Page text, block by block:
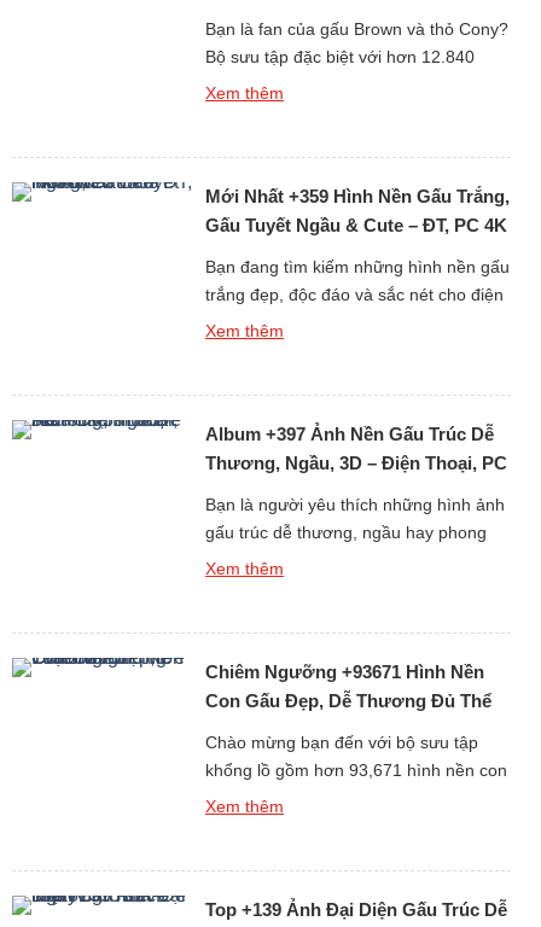
Bạn là fan của gấu Brown và thỏ Cony?
Bộ sưu tập đặc biệt với hơn 12.840
hình nền gấu Brown cute, đẹp, sắc nét
hoạt hình huyền thoại Brown […]
Xem thêm
Mới Nhất +359 Hình Nền Gấu Trắng,
Gấu Tuyết Ngầu & Cute – ĐT, PC 4K
Bạn đang tìm kiếm những hình nền gấu
trắng đẹp, độc đáo và sắc nét cho điện
thoại hoặc máy tính? Bộ sưu tập mới
từ cái nhìn đầu tiên. Tại […]
Xem thêm
Album +397 Ảnh Nền Gấu Trúc Dễ
Thương, Ngầu, 3D – Điện Thoại, PC
Bạn là người yêu thích những hình ảnh
gấu trúc dễ thương, ngầu hay phong
cách 3D sống động? Album +397 ảnh
tượng của sự dễ thương và thân thiện,
[…]
Xem thêm
Chiêm Ngưỡng +93671 Hình Nền
Con Gấu Đẹp, Dễ Thương Đủ Thể
Chào mừng bạn đến với bộ sưu tập
khổng lồ gồm hơn 93,671 hình nền con
gấu đẹp, dễ thương và đa dạng thể loại
gấu không chỉ làm đẹp cho […]
Xem thêm
Top +139 Ảnh Đại Diện Gấu Trúc Dễ